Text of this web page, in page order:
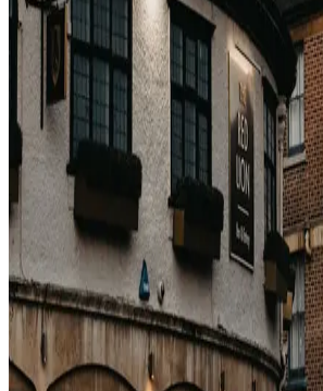
Seite neu laden. Aus „1 Zimmer
„8 Zimmer übrig".
Privates Fenster testen. Oft
Indikatoren.
Gegen einen anderen Kanal
Hotel direkt, Paket). Echte
allen Kanälen. Nur
Die zugrunde liegende
Echte Knappheit existiert –
knappen Zielen. Aber bei 80 %+ der
rote Banner ein UI-Muster, keine
Kaufen Sie ohne gefühlten
fast nie.
戻る